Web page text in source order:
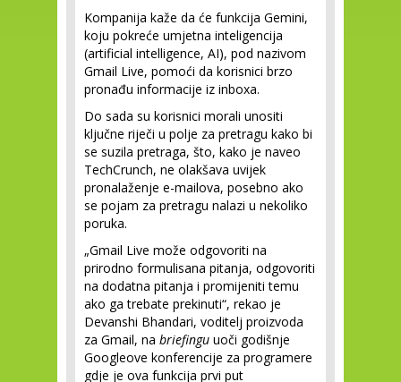
Kompanija kaže da će funkcija Gemini,
koju pokreće umjetna inteligencija
(artificial intelligence, AI), pod nazivom
Gmail Live, pomoći da korisnici brzo
pronađu informacije iz inboxa.
Do sada su korisnici morali unositi
ključne riječi u polje za pretragu kako bi
se suzila pretraga, što, kako je naveo
TechCrunch, ne olakšava uvijek
pronalaženje e-mailova, posebno ako
se pojam za pretragu nalazi u nekoliko
poruka.
„Gmail Live može odgovoriti na
prirodno formulisana pitanja, odgovoriti
na dodatna pitanja i promijeniti temu
ako ga trebate prekinuti“, rekao je
Devanshi Bhandari, voditelj proizvoda
za Gmail, na briefingu uoči godišnje
Googleove konferencije za programere
gdje je ova funkcija prvi put